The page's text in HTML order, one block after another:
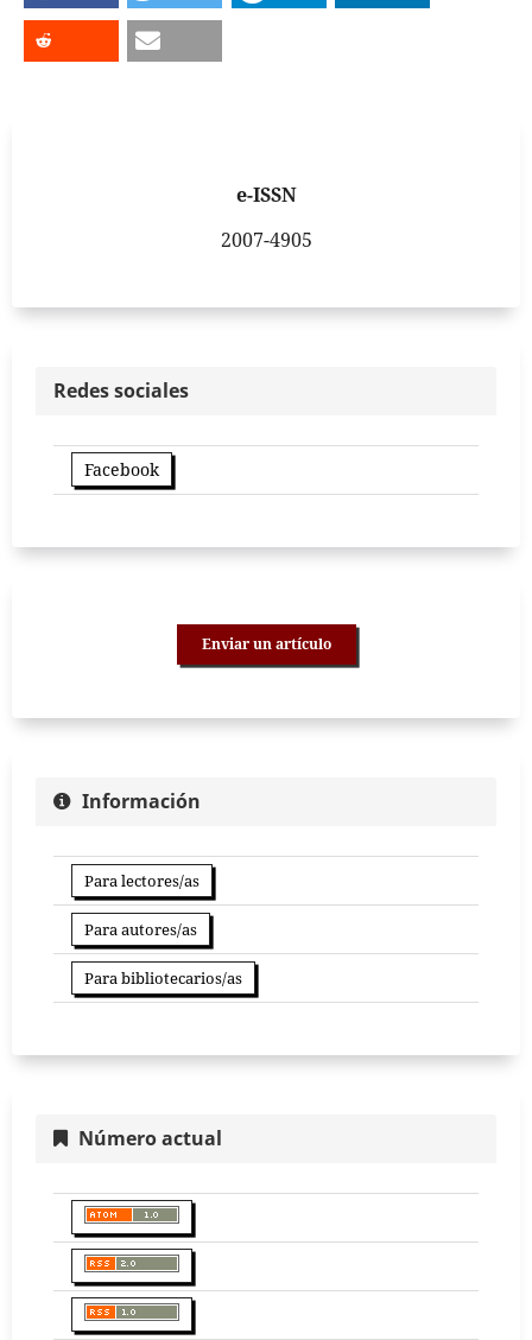
e-ISSN
2007-4905
Redes sociales
Facebook
Enviar un artículo
Información
Para lectores/as
Para autores/as
Para bibliotecarios/as
Número actual